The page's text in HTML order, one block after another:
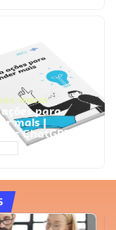
, VENDAS
ações para
mais |
ChatGPT